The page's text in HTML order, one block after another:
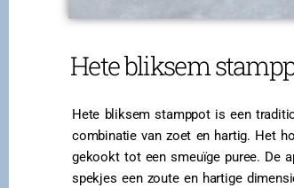
Hete bliksem
Hete bliksem stamppot is een
combinatie van zoet en hartig. Het
gekookt tot een smeuïge puree. De
spekjes een zoute en hartige